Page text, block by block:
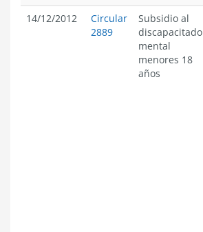
14/12/2012
Circular
2889
Subsidio al
discapacitado
mental
menores 18
años